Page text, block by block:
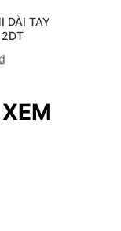
DÀI TAY